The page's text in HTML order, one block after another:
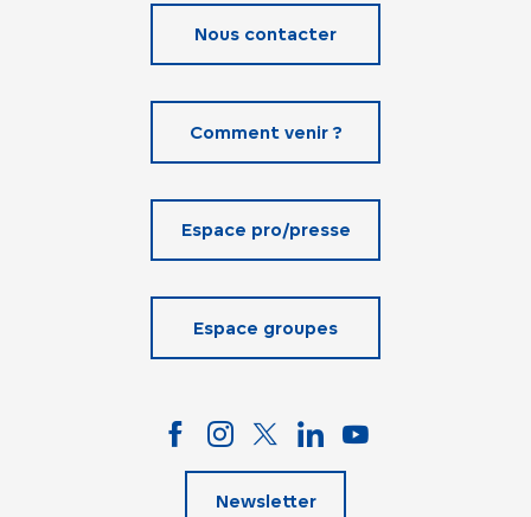
Nous contacter
Comment venir ?
Espace pro/presse
Espace groupes
Newsletter